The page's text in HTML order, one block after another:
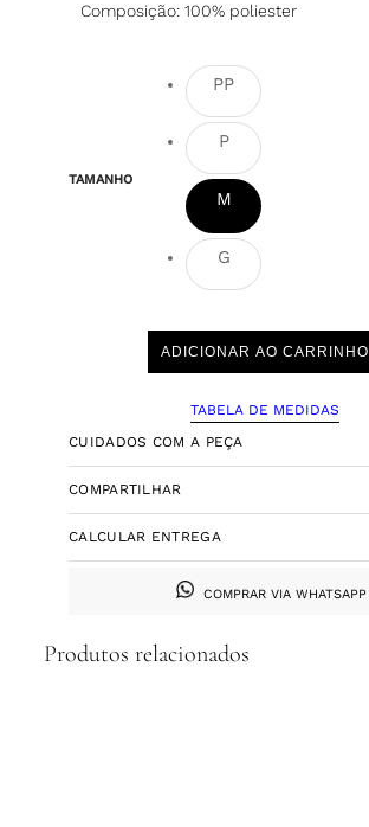
Composição: 100% poliester
TAMANHO
PP
P
M
G
ADICIONAR AO CARRINHO
TABELA DE MEDIDAS
CUIDADOS COM A PEÇA
COMPARTILHAR
CALCULAR ENTREGA
COMPRAR VIA WHATSAPP
Produtos relacionados